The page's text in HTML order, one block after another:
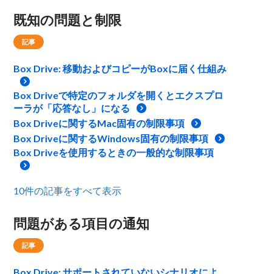
既知の問題と制限
記事
Box Drive: 移動およびコピーがBoxに届く仕組み
Box Driveで特定のフォルダを開くとエクスプロ
ーラが「応答なし」になる
Box Driveに関するMac固有の制限事項
Box Driveに関するWindows固有の制限事項
Box Driveを使用するときの一般的な制限事項
10件の記事をすべて表示
問題がある項目の通知
記事